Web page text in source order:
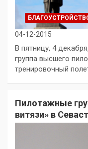
04-12-2015
В пятницу, 4
группа высшего
тренировочный
Пилотажные
витязи» в